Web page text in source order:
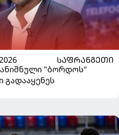
ᲡᲐᲤᲠᲐᲜᲒᲔᲗᲘ
"ბორდოს"